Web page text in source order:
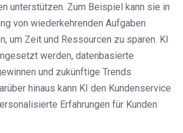
unterstützen. Zum Beispiel kann sie in
von wiederkehrenden Aufgaben
um Zeit und Ressourcen zu sparen. KI
werden, datenbasierte
und zukünftige Trends
hinaus kann KI den Kundenservice
Erfahrungen für Kunden